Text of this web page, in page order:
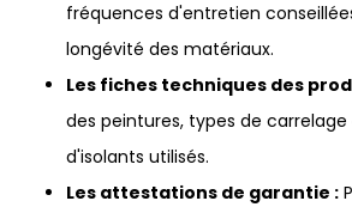
fréquences d'entretien
longévité des matériaux.
Les fiches techniques des
des peintures, types de
d'isolants utilisés.
Les attestations de garantie :